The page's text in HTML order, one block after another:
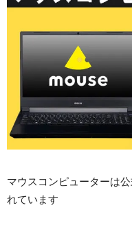
マウスコンピューターは
れています